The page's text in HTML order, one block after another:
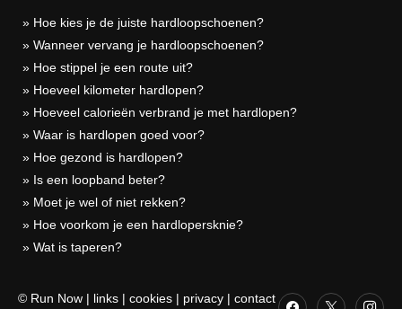
» Hoe kies je de juiste hardloopschoenen?
» Wanneer vervang je hardloopschoenen?
» Hoe stippel je een route uit?
» Hoeveel kilometer hardlopen?
» Hoeveel calorieën verbrand je met hardlopen?
» Waar is hardlopen goed voor?
» Hoe gezond is hardlopen?
» Is een loopband beter?
» Moet je wel of niet rekken?
» Hoe voorkom je een hardlopersknie?
» Wat is taperen?
© Run Now | links | cookies | privacy | contact